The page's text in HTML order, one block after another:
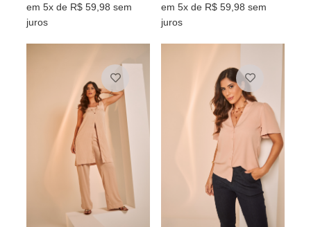
em 5x de R$ 59,98 sem
juros
em 5x de R$ 59,98 sem
juros